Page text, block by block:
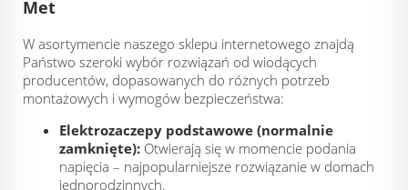
Met
W asortymencie naszego sklepu internetowego znajdą
Państwo szeroki wybór rozwiązań od wiodących
producentów, dopasowanych do różnych potrzeb
montażowych i wymogów bezpieczeństwa:
Elektrozaczepy podstawowe (normalnie
zamknięte): Otwierają się w momencie podania
napięcia – najpopularniejsze rozwiązanie w domach
jednorodzinnych.